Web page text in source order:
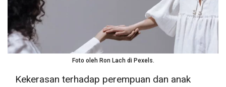
Foto oleh Ron Lach di Pexels.
Kekerasan terhadap perempuan dan anak